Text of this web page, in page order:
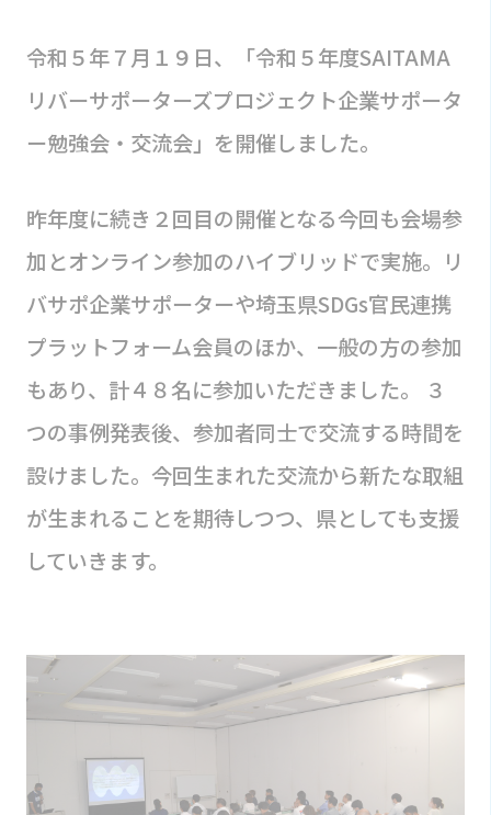
令和５年７月１９日、「令和５年度SAITAMA
リバーサポーターズプロジェクト企業サポータ
ー勉強会・交流会」を開催しました。
昨年度に続き２回目の開催となる今回も会場参
加とオンライン参加のハイブリッドで実施。リ
バサポ企業サポーターや埼玉県SDGs官民連携
プラットフォーム会員のほか、一般の方の参加
もあり、計４８名に参加いただきました。 ３
つの事例発表後、参加者同士で交流する時間を
設けました。今回生まれた交流から新たな取組
が生まれることを期待しつつ、県としても支援
していきます。